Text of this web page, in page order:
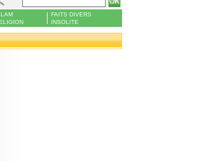
FAITS DIVERS
INSOLITE